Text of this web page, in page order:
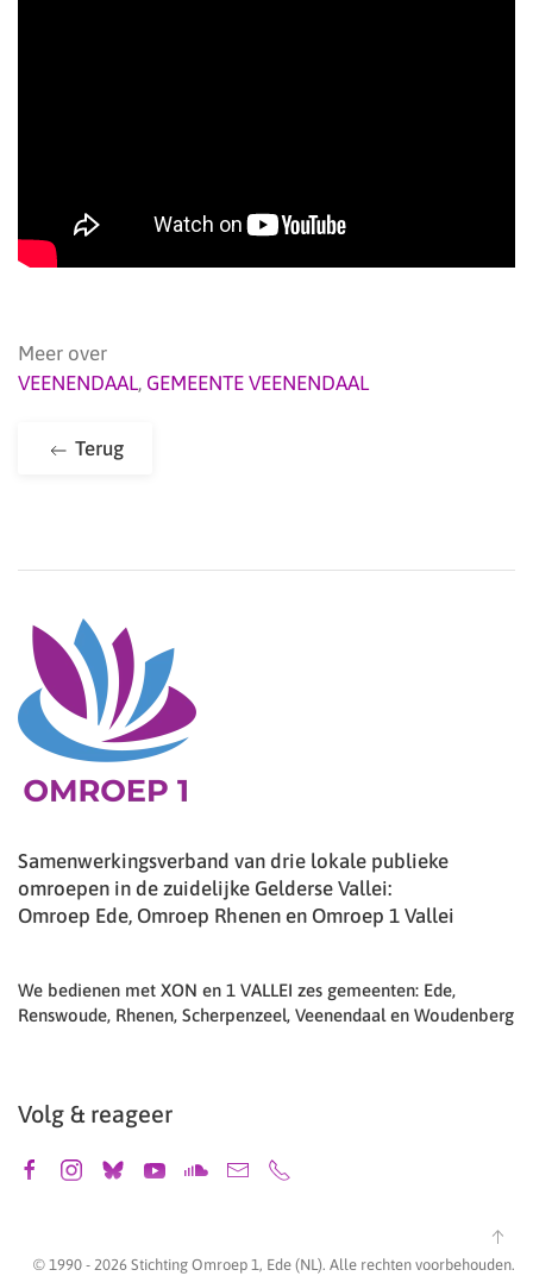
Meer over
VEENENDAAL, GEMEENTE VEENENDAAL
Terug
Samenwerkingsverband van drie lokale publieke
omroepen in de zuidelijke Gelderse Vallei:
Omroep Ede, Omroep Rhenen en Omroep 1 Vallei
We bedienen met XON en 1 VALLEI zes gemeenten: Ede,
Renswoude, Rhenen, Scherpenzeel, Veenendaal en Woudenberg
Volg & reageer
© 1990 - 2026 Stichting Omroep 1, Ede (NL). Alle rechten voorbehouden.